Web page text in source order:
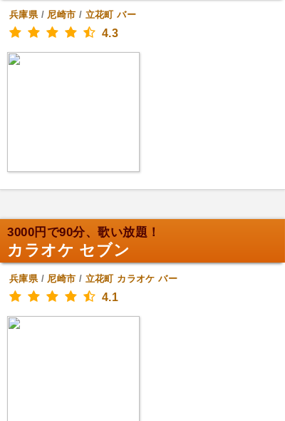
兵庫県/ 尼崎市 / 立花町 バー
4.3
3000円で90分、歌い放題！
カラオケ セブン
兵庫県/ 尼崎市 / 立花町 カラオケ バー
4.1